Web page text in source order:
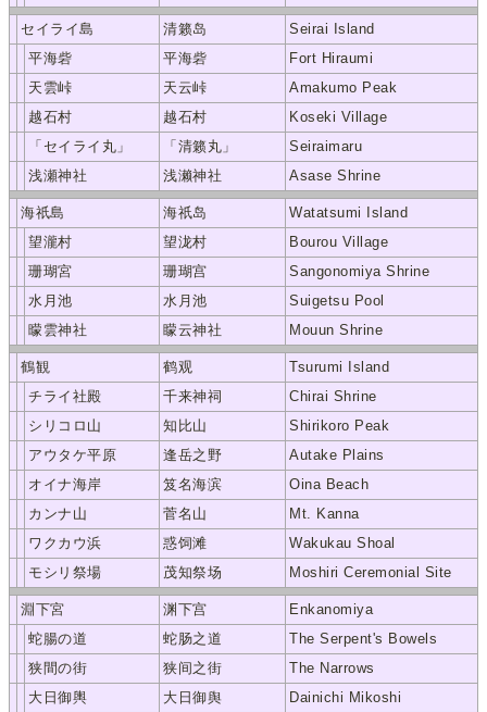
セイライ島 清籁岛
Seirai Island
平海砦
平海砦
Fort Hiraumi
天雲峠
天云峠
Amakumo Peak
越石村
越石村
Koseki Village
「セイライ丸」
「清籁丸」
Seiraimaru
浅瀬神社
浅濑神社 Asase Shrine
海祇島 海祇岛
Watatsumi Island
望瀧村
望泷村
Bourou Village
珊瑚宮
珊瑚宫
Sangonomiya Shrine
水月池
水月池
Suigetsu Pool
曚雲神社
矇云神社 Mouun Shrine
鶴観 鹤观
Tsurumi Island
チライ社殿
千来神祠
Chirai Shrine
シリコロ山
知比山
Shirikoro Peak
アウタケ平原
逢岳之野
Autake Plains
オイナ海岸
笈名海滨
Oina Beach
カンナ山
菅名山
Mt. Kanna
ワクカウ浜
惑饲滩
Wakukau Shoal
モシリ祭場
茂知祭场 Moshiri Ceremonial Site
淵下宮 渊下宫
Enkanomiya
蛇腸の道
蛇肠之道
The Serpent's Bowels
狭間の街
狭间之街
The Narrows
大日御輿
大日御舆
Dainichi Mikoshi